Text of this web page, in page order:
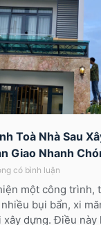
Toà Nhà Sau
Giao Nhanh
có bình luận
một công trình,
bụi bẩn, xi
xây dựng. Điều này